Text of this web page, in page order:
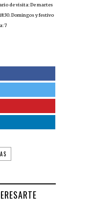
de visita: De martes
Domingos y festivo
7